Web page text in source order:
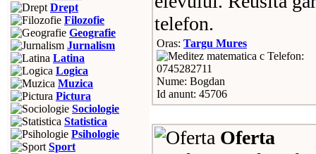
Drept
Filozofie
Geografie
Jurnalism
Latina
Logica
Muzica
Pictura
Sociologie
Statistica
Psihologie
Sport
telefon.
Oras: Targu Mures
Telefon:
0745282711
Nume: Bogdan
Id anunt: 45706
Oferta